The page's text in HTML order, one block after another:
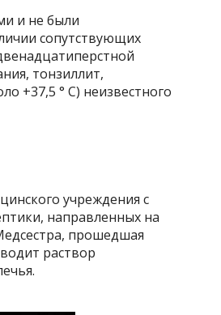
и не были
сопутствующих
тонзиллит,
+37,5 ° С) неизвестного
учреждения с
направленных на
прошедшая
раствор